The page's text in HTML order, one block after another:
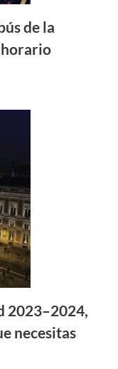
de la
horario
2023–2024,
necesitas